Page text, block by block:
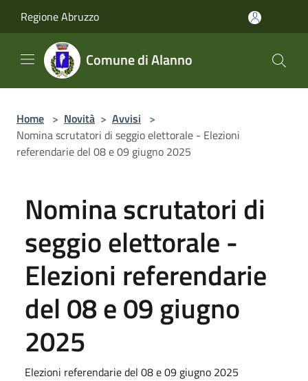
Regione Abruzzo
Comune di Alanno
Home > Novità > Avvisi >
Nomina scrutatori di seggio elettorale - Elezioni
referendarie del 08 e 09 giugno 2025
Nomina scrutatori di
seggio elettorale -
Elezioni referendarie
del 08 e 09 giugno
2025
Elezioni referendarie del 08 e 09 giugno 2025